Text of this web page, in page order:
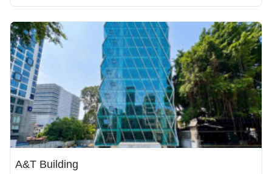
A&T Building